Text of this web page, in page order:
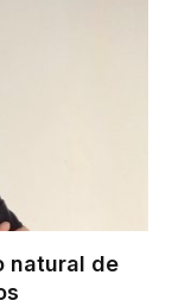
natural de